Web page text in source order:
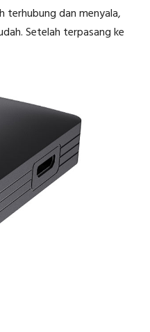
terhubung dan menyala,
Setelah terpasang ke